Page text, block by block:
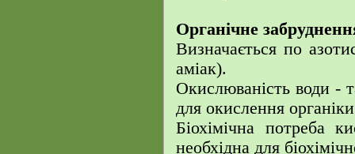
Органічне
Визначається по
аміак).
Окислюваність води -
для окислення
Біохімічна потреба
необхідна для